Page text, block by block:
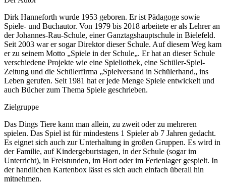
Dirk Hanneforth wurde 1953 geboren. Er ist Pädagoge sowie
Spiele- und Buchautor. Von 1979 bis 2018 arbeitete er als Lehrer an
der Johannes-Rau-Schule, einer Ganztagshauptschule in Bielefeld.
Seit 2003 war er sogar Direktor dieser Schule. Auf diesem Weg kam
er zu seinem Motto „Spiele in der Schule„. Er hat an dieser Schule
verschiedene Projekte wie eine Spieliothek, eine Schüler-Spiel-
Zeitung und die Schülerfirma „Spielversand in Schülerhand„ ins
Leben gerufen. Seit 1981 hat er jede Menge Spiele entwickelt und
auch Bücher zum Thema Spiele geschrieben.
Zielgruppe
Das Dings Tiere kann man allein, zu zweit oder zu mehreren
spielen. Das Spiel ist für mindestens 1 Spieler ab 7 Jahren gedacht.
Es eignet sich auch zur Unterhaltung in großen Gruppen. Es wird in
der Familie, auf Kindergeburtstagen, in der Schule (sogar im
Unterricht), in Freistunden, im Hort oder im Ferienlager gespielt. In
der handlichen Kartenbox lässt es sich auch einfach überall hin
mitnehmen.